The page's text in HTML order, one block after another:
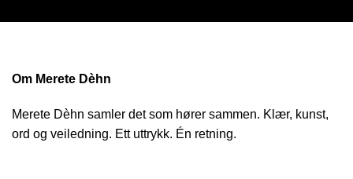
Om Merete Dèhn
Merete Dèhn samler det som hører sammen. Klær, kunst,
ord og veiledning. Ett uttrykk. Én retning.